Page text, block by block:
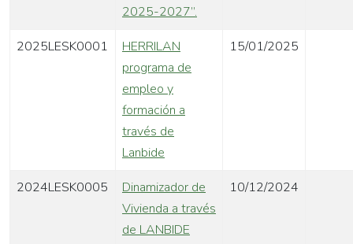
2025-2027”.
2025LESK0001
HERRILAN
programa de
empleo y
formación a
través de
Lanbide
15/01/2025
2024LESK0005
Dinamizador de
Vivienda a través
de LANBIDE
10/12/2024